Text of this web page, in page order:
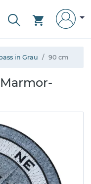
in Grau 90 cm